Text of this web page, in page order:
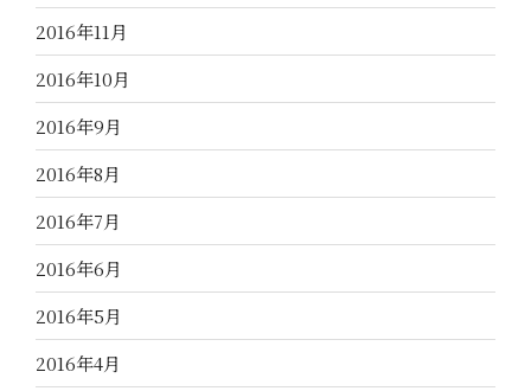
2016年11月
2016年10月
2016年9月
2016年8月
2016年7月
2016年6月
2016年5月
2016年4月